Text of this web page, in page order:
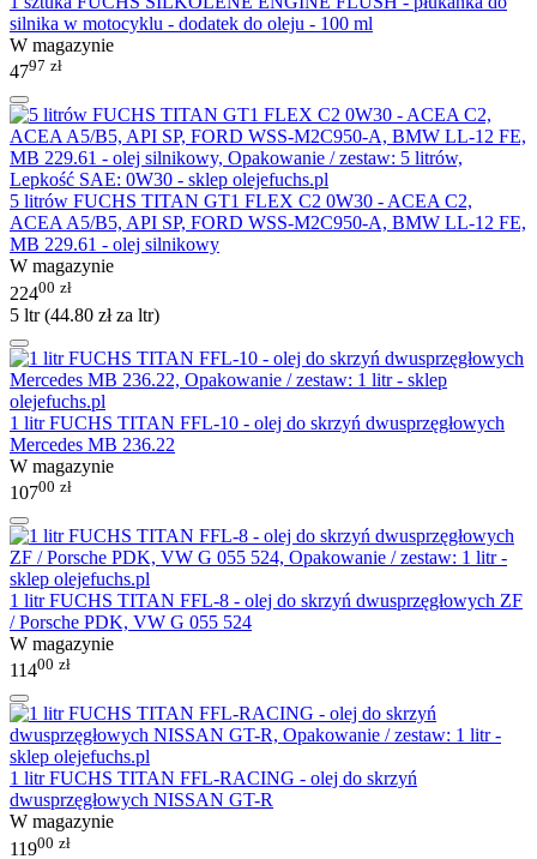
silnika w motocyklu - dodatek do oleju - 100 ml
W magazynie
4797 zł
5 litrów FUCHS TITAN GT1 FLEX C2 0W30 - ACEA C2,
ACEA A5/B5, API SP, FORD WSS-M2C950-A, BMW LL-12 FE,
MB 229.61 - olej silnikowy
W magazynie
22400 zł
5 ltr (44.80 złza ltr)
1 litr FUCHS TITAN FFL-10 - olej do skrzyń dwusprzęgłowych
Mercedes MB 236.22
W magazynie
10700 zł
1 litr FUCHS TITAN FFL-8 - olej do skrzyń dwusprzęgłowych ZF
/ Porsche PDK, VW G 055 524
W magazynie
11400 zł
1 litr FUCHS TITAN FFL-RACING - olej do skrzyń
dwusprzęgłowych NISSAN GT-R
W magazynie
11900 zł